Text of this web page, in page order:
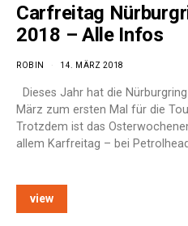
Carfreitag
2018 – Alle Infos
ROBIN 14. MÄRZ 2018
Dieses Jahr hat die
März zum ersten Mal für die
Trotzdem ist das
allem Karfreitag – bei
view